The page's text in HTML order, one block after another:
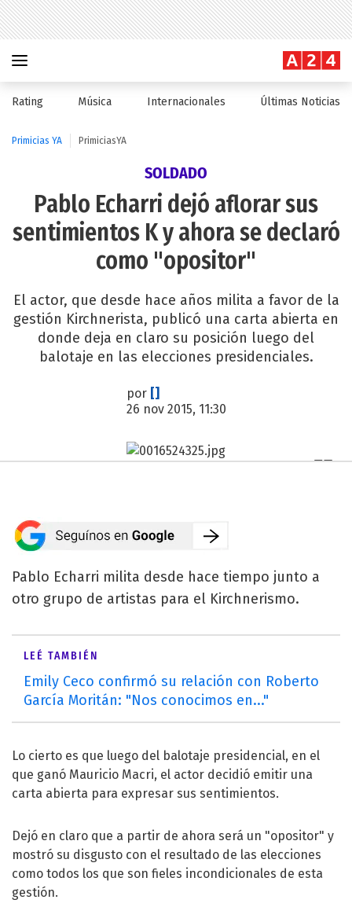
Rating Música Internacionales Últimas Noticias
Primicias YA PrimiciasYA
SOLDADO
Pablo Echarri dejó aflorar sus
sentimientos K y ahora se declaró
como "opositor"
El actor, que desde hace años milita a favor de la
gestión Kirchnerista, publicó una carta abierta en
donde deja en claro su posición luego del
balotaje en las elecciones presidenciales.
por []
26 nov 2015, 11:30
Pablo Echarri milita desde hace tiempo junto a
otro grupo de artistas para el Kirchnerismo.
LEÉ TAMBIÉN
Emily Ceco confirmó su relación con Roberto
García Moritán: "Nos conocimos en..."
Lo cierto es que luego del balotaje presidencial, en el
que ganó Mauricio Macri, el actor decidió emitir una
carta abierta para expresar sus sentimientos.
Dejó en claro que a partir de ahora será un "opositor" y
mostró su disgusto con el resultado de las elecciones
como todos los que son fieles incondicionales de esta
gestión.